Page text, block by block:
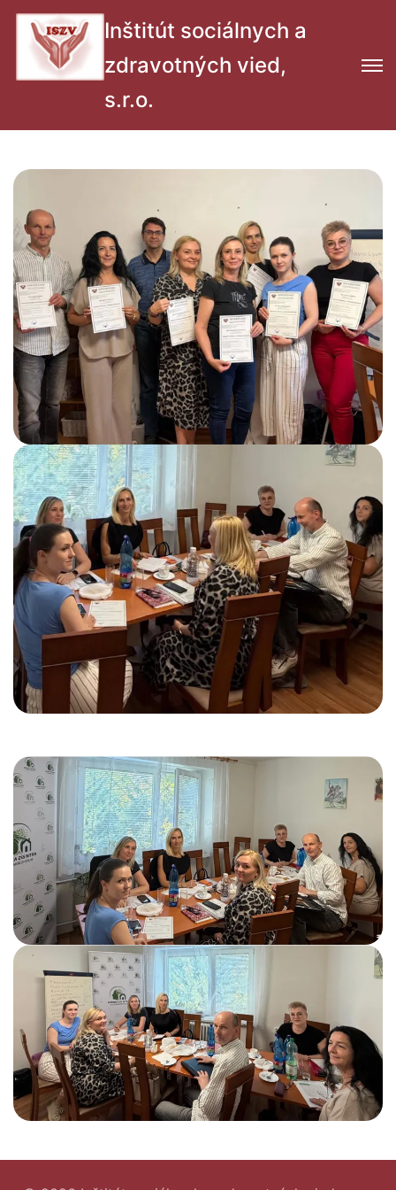
Inštitút sociálnych a
zdravotných vied,
s.r.o.